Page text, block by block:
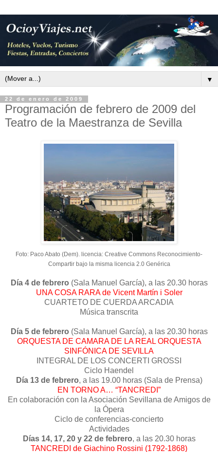
▼
22 de enero de 2009
Programación de febrero de 2009 del
Teatro de la Maestranza de Sevilla
Foto: Paco Abato (Dem). licencia: Creative Commons Reconocimiento-
Compartir bajo la misma licencia 2.0 Genérica
Día 4 de febrero (Sala Manuel García), a las 20.30 horas
UNA COSA RARA de Vicent Martín i Soler
CUARTETO DE CUERDA ARCADIA
Música transcrita
Día 5 de febrero (Sala Manuel García), a las 20.30 horas
ORQUESTA DE CAMARA DE LA REAL ORQUESTA
SINFÓNICA DE SEVILLA
INTEGRAL DE LOS CONCERTI GROSSI
Ciclo Haendel
Día 13 de febrero, a las 19.00 horas (Sala de Prensa)
EN TORNO A… “TANCREDI”
En colaboración con la Asociación Sevillana de Amigos de
la Ópera
Ciclo de conferencias-concierto
Actividades
Días 14, 17, 20 y 22 de febrero, a las 20.30 horas
TANCREDI de Giachino Rossini (1792-1868)